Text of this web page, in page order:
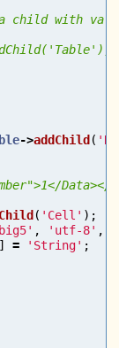
->addChild (
( 'Cell' );
, 'utf-8' ,
] = 'String' ;